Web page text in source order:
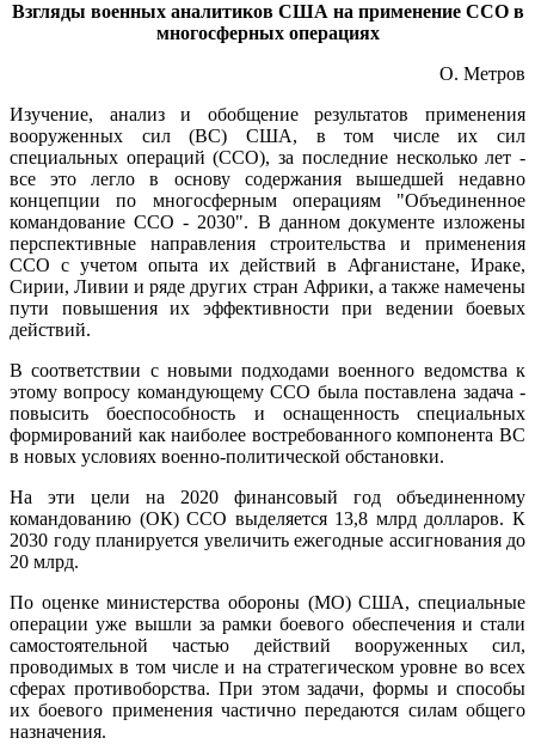
Взгляды военных аналитиков США на применение ССО в
многосферных операциях
О. Метров
Изучение, анализ и обобщение результатов применения
вооруженных сил (ВС) США, в том числе их сил
специальных операций (ССО), за последние несколько лет -
все это легло в основу содержания вышедшей недавно
концепции по многосферным операциям "Объединенное
командование ССО - 2030". В данном документе изложены
перспективные направления строительства и применения
ССО с учетом опыта их действий в Афганистане, Ираке,
Сирии, Ливии и ряде других стран Африки, а также намечены
пути повышения их эффективности при ведении боевых
действий.
В соответствии с новыми подходами военного ведомства к
этому вопросу командующему ССО была поставлена задача -
повысить боеспособность и оснащенность специальных
формирований как наиболее востребованного компонента ВС
в новых условиях военно-политической обстановки.
На эти цели на 2020 финансовый год объединенному
командованию (ОК) ССО выделяется 13,8 млрд долларов. К
2030 году планируется увеличить ежегодные ассигнования до
20 млрд.
По оценке министерства обороны (МО) США, специальные
операции уже вышли за рамки боевого обеспечения и стали
самостоятельной частью действий вооруженных сил,
проводимых в том числе и на стратегическом уровне во всех
сферах противоборства. При этом задачи, формы и способы
их боевого применения частично передаются силам общего
назначения.